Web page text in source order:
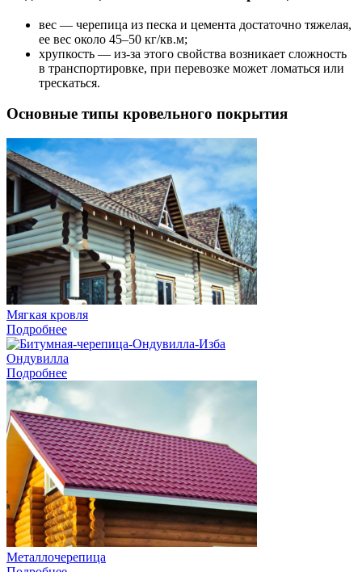
вес — черепица из песка и цемента достаточно тяжелая,
ее вес около 45–50 кг/кв.м;
хрупкость — из-за этого свойства возникает сложность
в транспортировке, при перевозке может ломаться или
трескаться.
Основные типы кровельного покрытия
Мягкая кровля
Подробнее
Ондувилла
Подробнее
Металлочерепица